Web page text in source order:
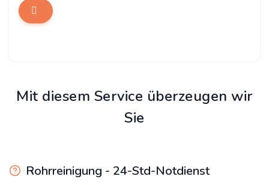
Mit diesem Service überzeugen wir
Sie
Rohrreinigung - 24-Std-Notdienst